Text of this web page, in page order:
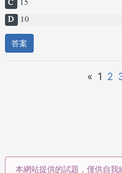
C
15
D
10
答案
« 1 2
本網站提供的試題，僅供自我